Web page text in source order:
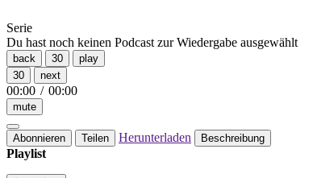
Serie
Du hast noch keinen Podcast zur Wiedergabe ausgewählt
back 30
play
30
next
00:00 / 00:00
mute
Abonnieren Teilen Herunterladen Beschreibung
Playlist